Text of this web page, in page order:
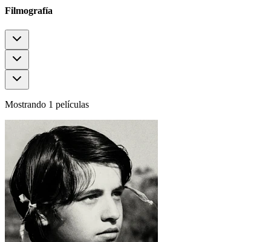
Filmografía
Mostrando 1 películas